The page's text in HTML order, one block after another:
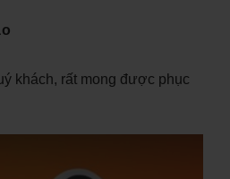
khách, rất mong được phục